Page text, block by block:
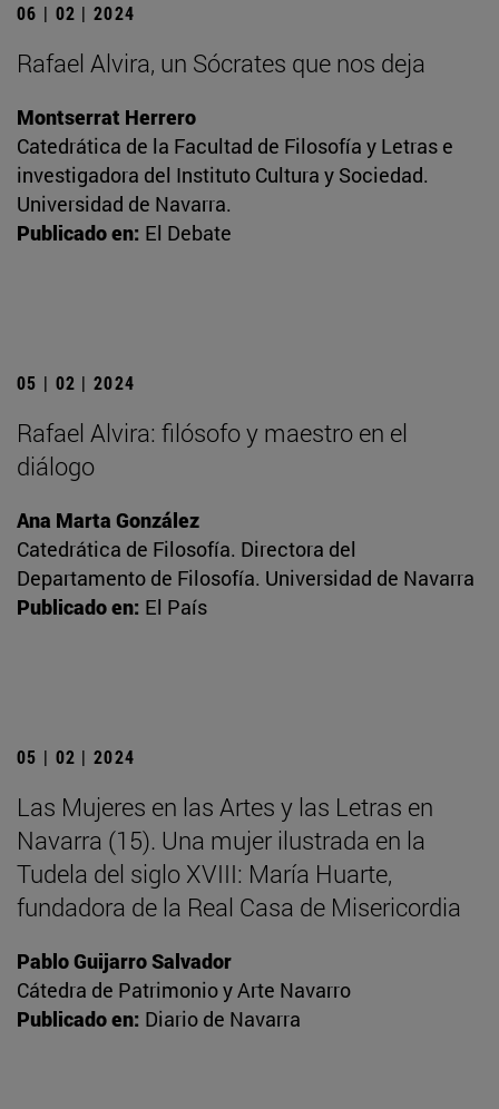
06 | 02 | 2024
Rafael Alvira, un Sócrates que nos deja
Montserrat Herrero
Catedrática de la Facultad de Filosofía y Letras e
investigadora del Instituto Cultura y Sociedad.
Universidad de Navarra.
Publicado en: El Debate
05 | 02 | 2024
Rafael Alvira: filósofo y maestro en el
diálogo
Ana Marta González
Catedrática de Filosofía. Directora del
Departamento de Filosofía. Universidad de Navarra
Publicado en: El País
05 | 02 | 2024
Las Mujeres en las Artes y las Letras en
Navarra (15). Una mujer ilustrada en la
Tudela del siglo XVIII: María Huarte,
fundadora de la Real Casa de Misericordia
Pablo Guijarro Salvador
Cátedra de Patrimonio y Arte Navarro
Publicado en: Diario de Navarra